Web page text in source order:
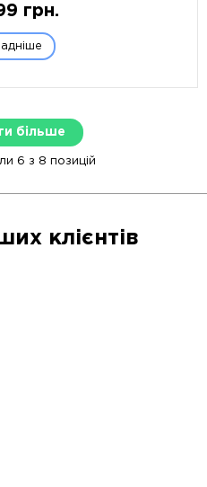
грн.
більше
6 з 8 позицій
клієнтів